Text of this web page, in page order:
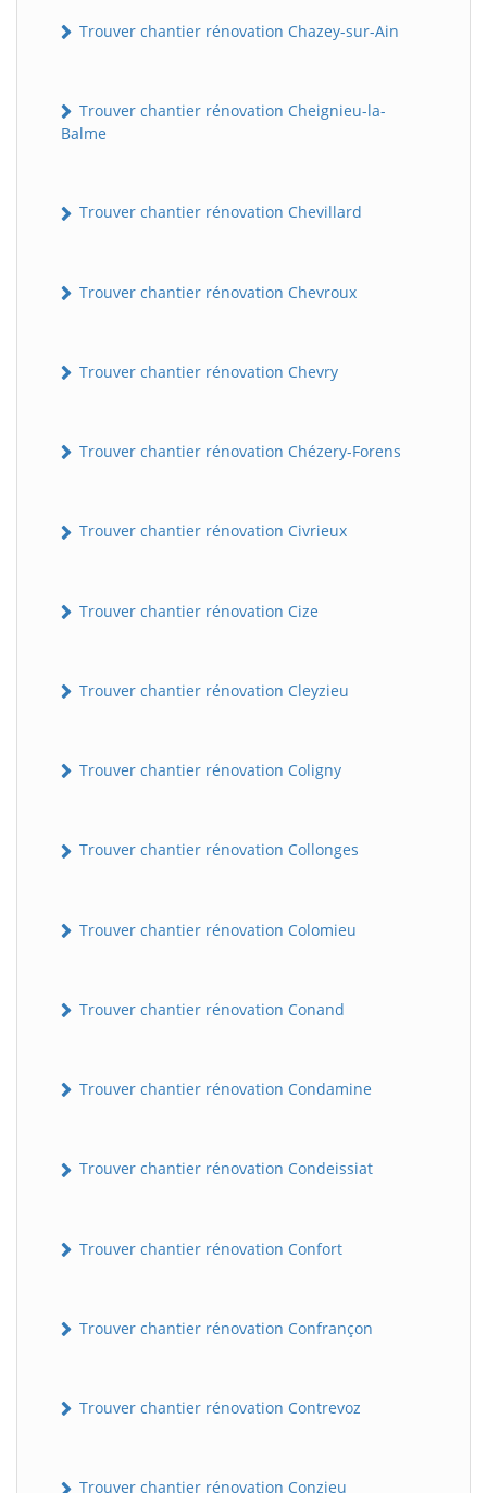
Trouver chantier rénovation Chazey-sur-Ain
Trouver chantier rénovation Cheignieu-la-
Balme
Trouver chantier rénovation Chevillard
Trouver chantier rénovation Chevroux
Trouver chantier rénovation Chevry
Trouver chantier rénovation Chézery-Forens
Trouver chantier rénovation Civrieux
Trouver chantier rénovation Cize
Trouver chantier rénovation Cleyzieu
Trouver chantier rénovation Coligny
Trouver chantier rénovation Collonges
Trouver chantier rénovation Colomieu
Trouver chantier rénovation Conand
Trouver chantier rénovation Condamine
Trouver chantier rénovation Condeissiat
Trouver chantier rénovation Confort
Trouver chantier rénovation Confrançon
Trouver chantier rénovation Contrevoz
Trouver chantier rénovation Conzieu
BatiWebPro